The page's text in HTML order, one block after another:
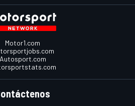
Motor1.com
Autosport.com